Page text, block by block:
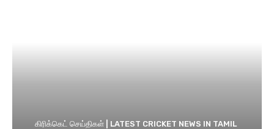
கிரிக்கெட் செய்திகள் | LATEST CRICKET NEWS IN TAMIL